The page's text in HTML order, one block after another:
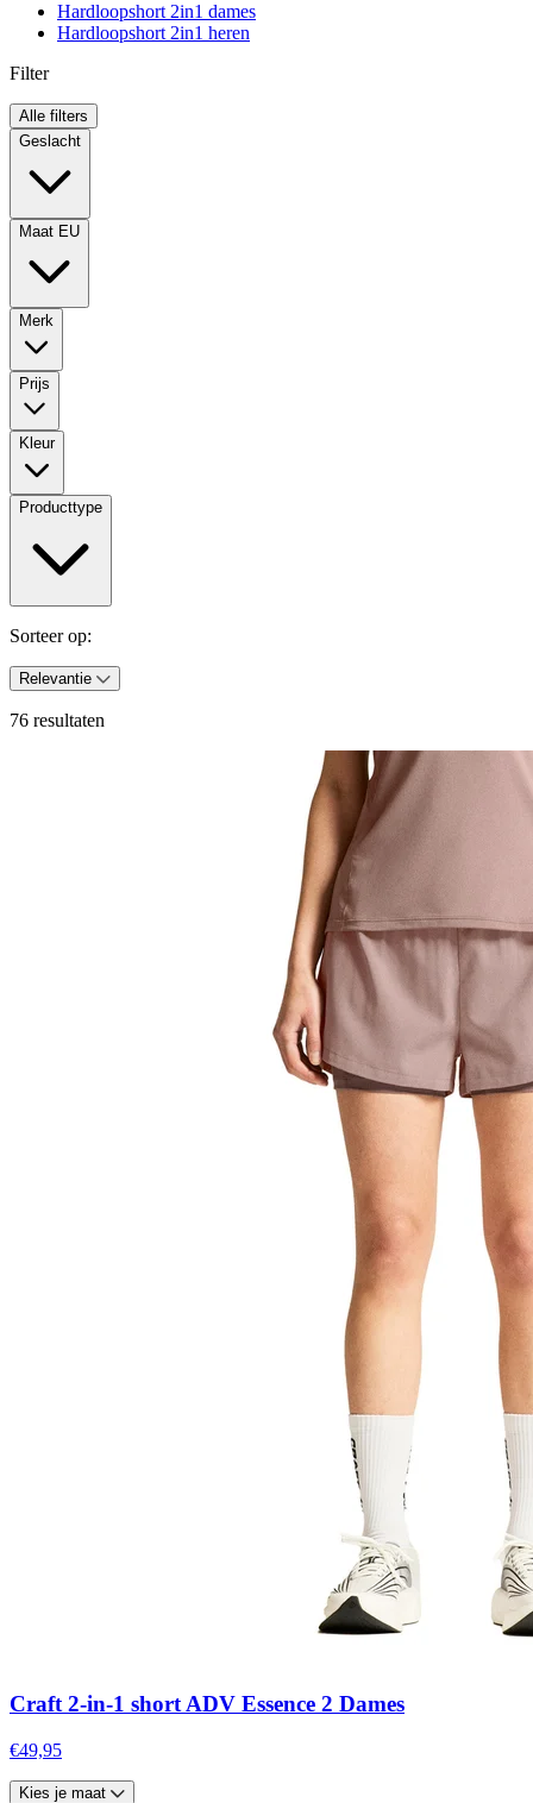
Hardloopshort 2in1 dames
Hardloopshort 2in1 heren
Filter
Alle filters
Geslacht
Maat EU
Merk
Prijs
Kleur
Producttype
Sorteer op:
Relevantie
76 resultaten
Craft 2-in-1 short ADV Essence 2 Dames
€49,95
Kies je maat